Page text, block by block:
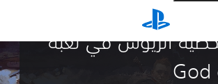
أتريوس في لعبة
God